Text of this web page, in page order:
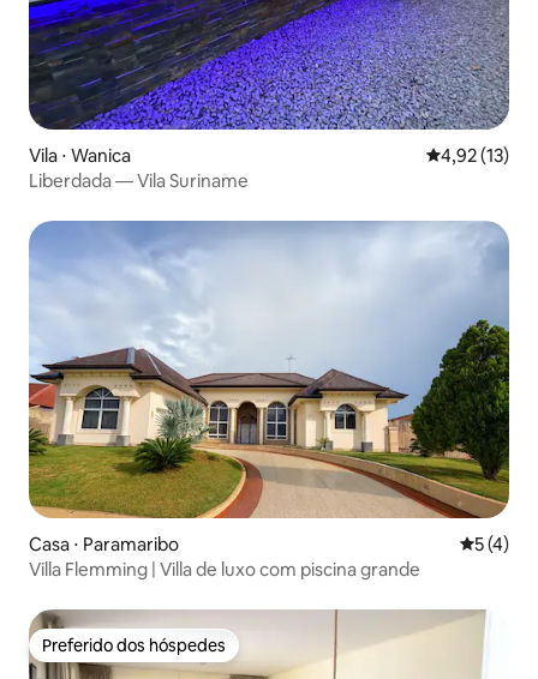
Vila ⋅ Wanica 4,92 de uma
4,92 (13)
Liberdada — Vila Suriname
Casa ⋅ Paramaribo 5 de
5 (4)
Villa Flemming | Villa de luxo com piscina grande
Preferido dos hóspedes
Preferido dos hóspedes